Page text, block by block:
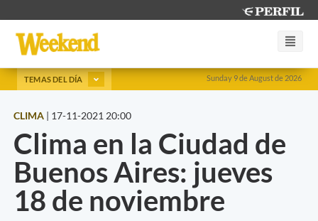
Sunday 9 de August de 2026
TEMAS DEL DÍA
CLIMA | 17-11-2021 20:00
Clima en la Ciudad de
Buenos Aires: jueves
18 de noviembre